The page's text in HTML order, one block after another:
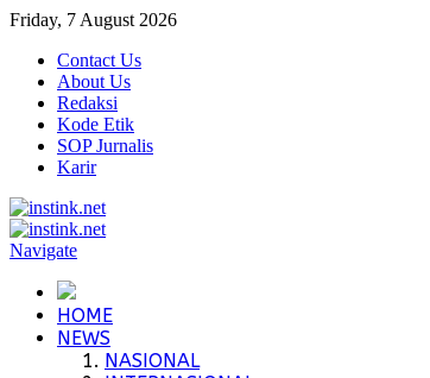
Friday, 7 August 2026
Contact Us
About Us
Redaksi
Kode Etik
SOP Jurnalis
Karir
Navigate
HOME
NEWS
NASIONAL